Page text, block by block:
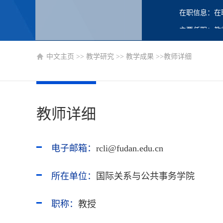
在职信息：在
主要任职：教
中文主页 >> 教学研究 >> 教学成果 >>教师详细
教师详细
电子邮箱： rcli@fudan.edu.cn
所在单位： 国际关系与公共事务学院
职称： 教授